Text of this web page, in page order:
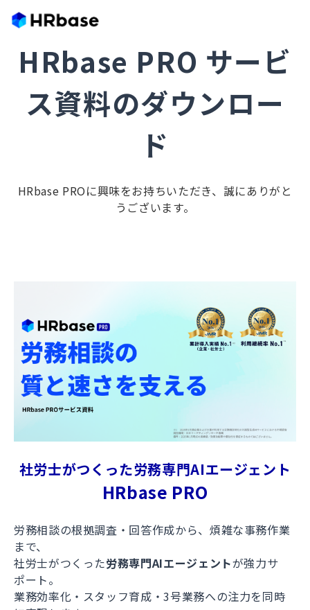
HRbase PRO サービ
ス資料のダウンロー
ド
HRbase PROに興味をお持ちいただき、誠にありがと
うございます。
社労士がつくった労務専門AIエージェント
HRbase PRO
労務相談の根拠調査・回答作成から、煩雑な事務作業
まで、
社労士がつくった労務専門AIエージェントが強力サ
ポート。
業務効率化・スタッフ育成・3号業務への注力を同時